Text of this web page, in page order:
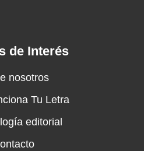
de Interés
nosotros
Tu Letra
editorial